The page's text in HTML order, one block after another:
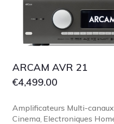
ARCAM AVR 21
€4,499.00
Amplificateurs Multi-canaux
Cinema Electroniques